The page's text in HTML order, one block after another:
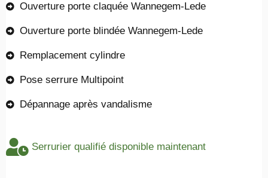
Ouverture porte claquée Wannegem-Lede
Ouverture porte blindée Wannegem-Lede
Remplacement cylindre
Pose serrure Multipoint
Dépannage après vandalisme
Serrurier qualifié disponible maintenant